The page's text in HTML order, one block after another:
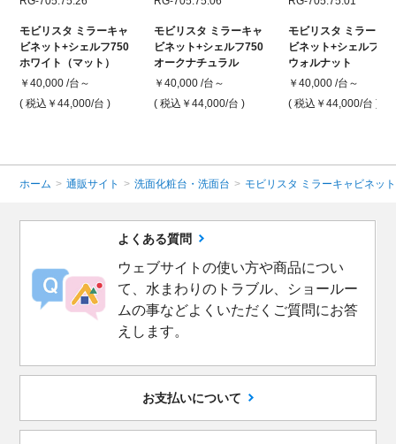
モビリスタ ミラーキャ
ビネット+シェルフ750
ホワイト（マット）
￥40,000 /台～
( 税込￥44,000/台 )
モビリスタ ミラーキャ
ビネット+シェルフ750
オークナチュラル
￥40,000 /台～
( 税込￥44,000/台 )
モビリスタ ミラーキ
ビネット+シェルフ
ウォルナット
￥40,000 /台～
( 税込￥44,000/台 )
ホーム > 通販サイト > 洗面化粧台・洗面台 > モビリスタ ミラーキャビネット
よくある質問
ウェブサイトの使い方や商品につい
て、水まわりのトラブル、ショールー
ムの事などよくいただくご質問にお答
えします。
お支払いについて